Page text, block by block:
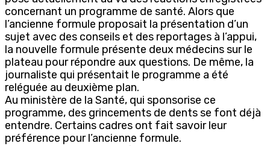
concernant un programme de santé. Alors que
l’ancienne formule proposait la présentation d’un
sujet avec des conseils et des reportages à l’appui,
la nouvelle formule présente deux médecins sur le
plateau pour répondre aux questions. De même, la
journaliste qui présentait le programme a été
reléguée au deuxième plan.
Au ministère de la Santé, qui sponsorise ce
programme, des grincements de dents se font déjà
entendre. Certains cadres ont fait savoir leur
préférence pour l’ancienne formule.